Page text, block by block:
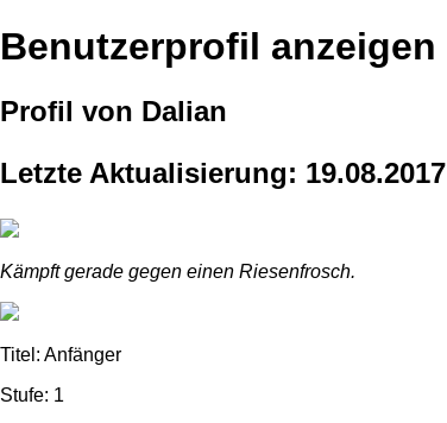
Benutzerprofil anzeigen
Profil von Dalian
Letzte Aktualisierung: 19.08.2017
Kämpft gerade gegen einen Riesenfrosch.
Titel: Anfänger
Stufe: 1